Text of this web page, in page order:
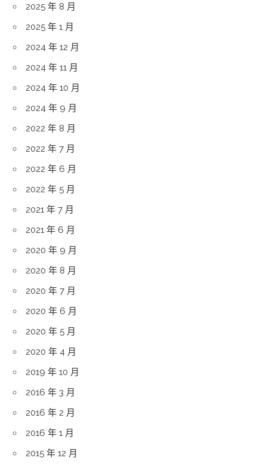
2025 年 8 月
2025 年 1 月
2024 年 12 月
2024 年 11 月
2024 年 10 月
2024 年 9 月
2022 年 8 月
2022 年 7 月
2022 年 6 月
2022 年 5 月
2021 年 7 月
2021 年 6 月
2020 年 9 月
2020 年 8 月
2020 年 7 月
2020 年 6 月
2020 年 5 月
2020 年 4 月
2019 年 10 月
2016 年 3 月
2016 年 2 月
2016 年 1 月
2015 年 12 月